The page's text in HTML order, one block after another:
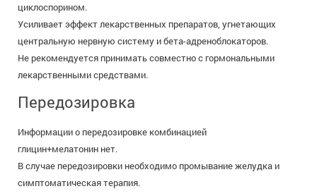
циклоспорином.
Усиливает эффект лекарственных препаратов, угнетающих
центральную нервную систему и бета-адреноблокаторов.
Не рекомендуется принимать совместно с гормональными
лекарственными средствами.
Передозировка
Информации о передозировке комбинацией
глицин+мелатонин нет.
В случае передозировки необходимо промывание желудка и
симптоматическая терапия.